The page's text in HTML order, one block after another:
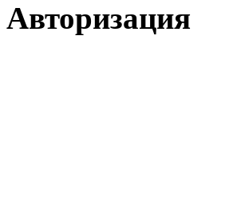
Авторизация